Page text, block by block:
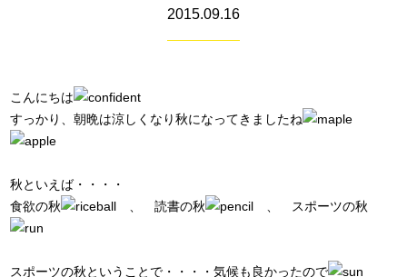
2015.09.16
こんにちは
すっかり、朝晩は涼しくなり秋になってきましたね
秋といえば・・・・
食欲の秋
、 読書の秋 、 スポーツの秋
スポーツの秋ということで・・・・気候も良かったので